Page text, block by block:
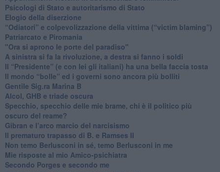
​Psicologi di Stato e autoritarismo di Stato
Elogio della diserzione
“Odiatori” e colpevolizzazione della vittima (“victim blaming”)
​Patriarcato e Piromania
"Ora si aprono le porte del paradiso"
​A sinistra si fa la rivoluzione, a destra si fanno i soldi
​Il “Presidente” (e con lei gli italiani) ha una bella faccia tosta
​Il mondo “bolle” ed i governi sono ancora più bolliti
​Gentile Sig.ra Marina B
​Alcol, GHB e triade oscura
​Specchio, specchio delle mie brame, chi è il politico più
oscuro del reame?
​Gibran e l’arco marcio del narcisismo
​Il prematuro trapasso di B. e Ramses II
​Non temo Berlusconi in sé, temo Berlusconi in me
​Mie risposte al mio Amico-psichiatra
​Secondo Porges e secondo me